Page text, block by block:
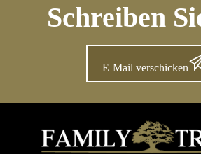
Schreiben
E-Mail verschicken